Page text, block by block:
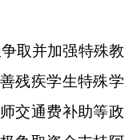
动计划，
确保各项
联动的特